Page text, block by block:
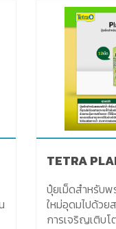
ปุ๋ยเม็ดสำหรับพรรณไ
ใหม่อุดมไปด้วย
การเจริญเติบโ